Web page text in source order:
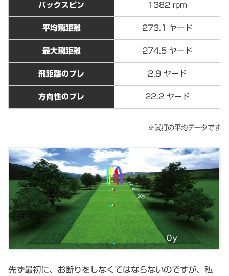
バックスピン 1382 rpm
平均飛距離 273.1 ヤード
最大飛距離 274.5 ヤード
飛距離のブレ 2.9 ヤード
方向性のブレ 22.2 ヤード
※試打の平均データです
先ず最初に、お断りをしなくてはならないのですが、私